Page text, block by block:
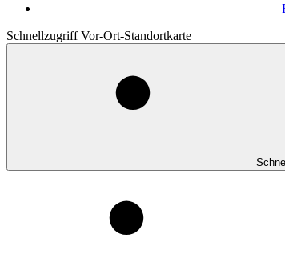
Schnellzugriff Vor-Ort-Standortkarte